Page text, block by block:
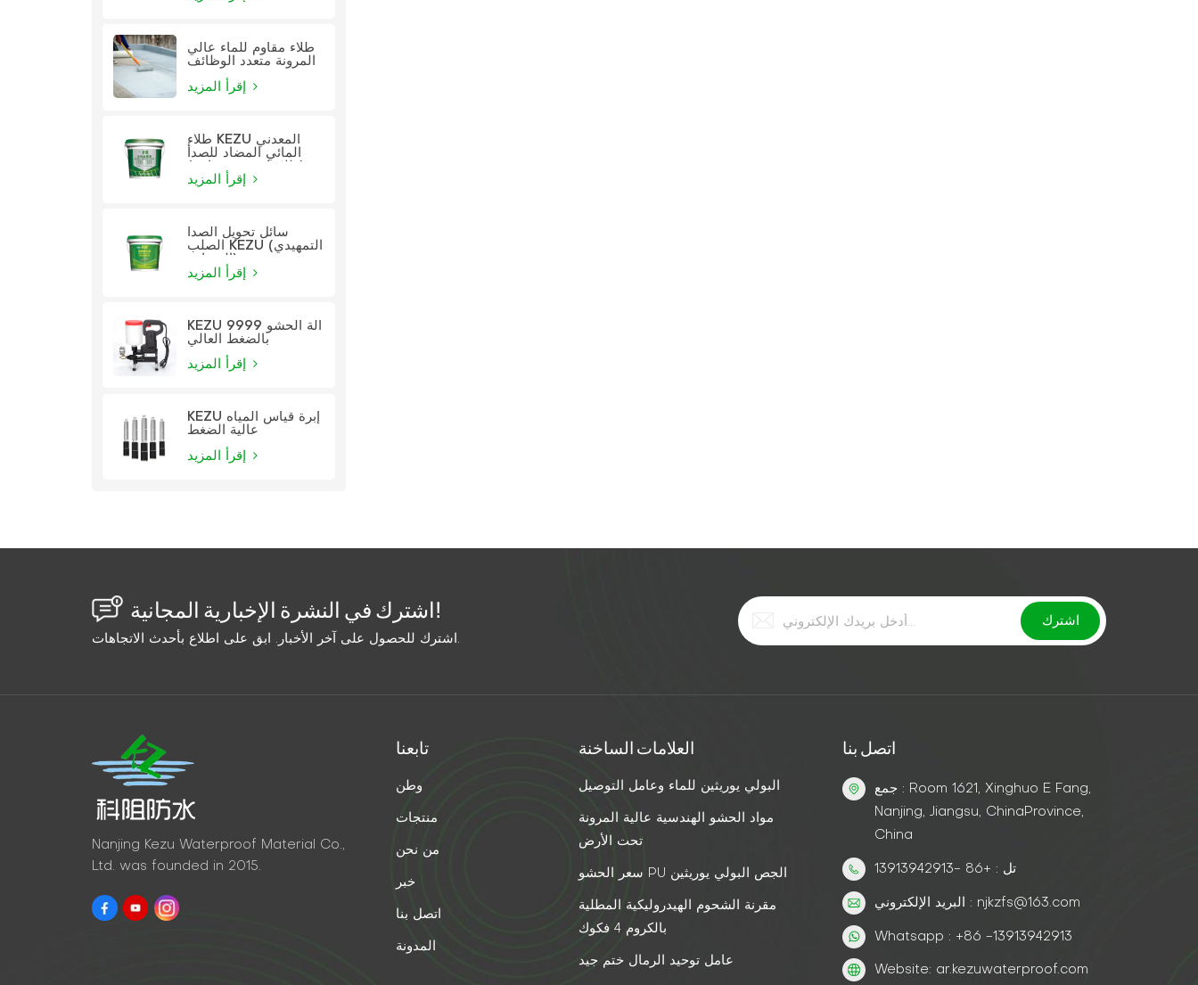
طلاء مقاوم للماء عالي
المرونة متعدد الوظائف
طلاء KEZU المعدني
المائي المضاد للصدأ
سائل تحويل الصدأ
الصلب KEZU (التمهيدي
KEZU 9999 آلة الحشو
بالضغط العالي
KEZU إبرة قياس المياه
عالية الضغط
اشترك في النشرة الإخبارية المجانية!
اشترك للحصول على آخر الأخبار. ابق على اطلاع بأحدث الاتجاهات.
Nanjing Kezu Waterproof Material Co.,
Ltd. was founded in 2015.
تابعنا
وطن
منتجات
من نحن
خبر
اتصل بنا
المدونة
العلامات الساخنة
البولي يوريثين للماء وعامل التوصيل
مواد الحشو الهندسية عالية المرونة
تحت الأرض
سعر الحشو PU الجص البولي يوريثين
مقرنة الشحوم الهيدروليكية المطلية
بالكروم 4 فكوك
عامل توحيد الرمال ختم جيد
اتصل بنا
جمع : Room 1621, Xinghuo E Fang,
Nanjing, Jiangsu, ChinaProvince,
China
تل : +86 -13913942913
البريد الإلكتروني : njkzfs@163.com
Whatsapp : +86 -13913942913
Website: ar.kezuwaterproof.com